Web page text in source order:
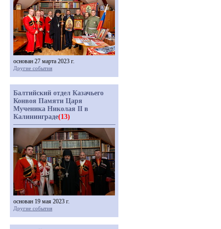
основан 27 марта 2023 г.
Другие события
Балтийский отдел Казачьего
Конвоя Памяти Царя
Мученика Николая II в
Калининграде(13)
основан 19 мая 2023 г.
Другие события